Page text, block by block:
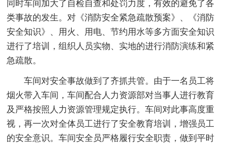
同时车间加大了自检自查和处罚力度，有效的避免了各
类事故的发生。对《消防安全紧急疏散预案》、《消防
安全知识》、用火、用电、节约用水等多方面安全知识
进行了培训，组织人员实物、实地的进行消防演练和紧
急疏散。
车间对安全事故做到了齐抓共管。由于一名员工将
烟火带入车间，车间配合人力资源部对当事人进行教育
及严格按照人力资源管理规定执行。车间对此事高度重
视，再一次对全体员工进行了安全教育培训，增强员工
的安全意识。车间安全员严格履行安全职责，做到平时